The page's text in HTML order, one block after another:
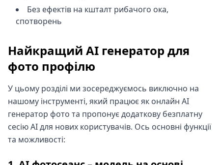
Без ефектів на кшталт рибачого ока,
спотворень
Найкращий AI генератор для
фото профілю
У цьому розділі ми зосереджуємось виключно на
нашому інструменті, який працює як онлайн AI
генератор фото та пропонує додаткову безплатну
сесію AI для нових користувачів. Ось основні функції
та можливості: